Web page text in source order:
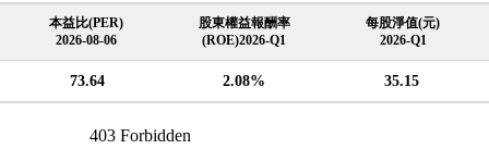
本益比(PER)
2026-08-06
股東權益報酬率
(ROE)2026-Q1
每股淨值(元)
2026-Q1
73.64 2.08% 35.15